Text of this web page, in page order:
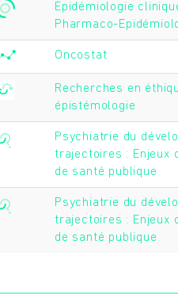
Épidémiologie
Pharmaco-
Oncostat
Recherches en
épistémologie
Psychiatrie du
trajectoires : Enjeux
de santé publique
Psychiatrie du
trajectoires : Enjeux
de santé publique